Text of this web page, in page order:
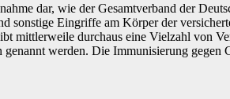
dar, wie der Gesamtverband der
sonstige Eingriffe am Körper der
mittlerweile durchaus eine Vielzahl von
werden. Die Immunisierung